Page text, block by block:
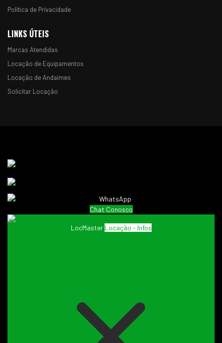
Política de Privacidade
LINKS ÚTEIS
Marcas Atendidas
Locação de Equipamentos
Locação de Andaimes
Solicitar Locação
Chat Conosco
LocMaster Locação - Infos